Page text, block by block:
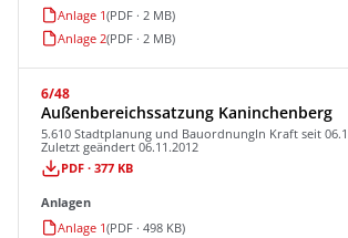
Anlage 1(PDF · 2 MB)
Anlage 2(PDF · 2 MB)
6/48
Außenbereichssatzung Kaninchenberg
5.610 Stadtplanung und BauordnungIn Kraft seit
Zuletzt geändert 06.11.2012
PDF · 377 KB
Anlagen
Anlage 1(PDF · 498 KB)